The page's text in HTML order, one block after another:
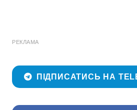
РЕКЛАМА
ПІДПИСАТИСЬ НА